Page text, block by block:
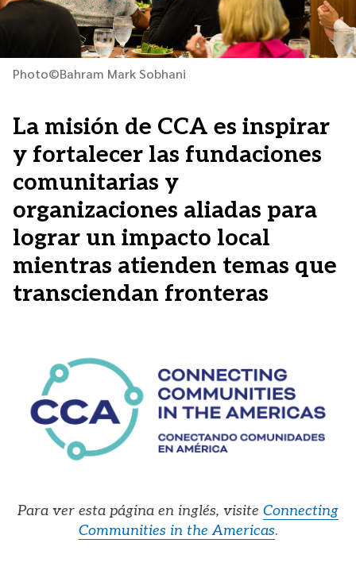
Photo©Bahram Mark Sobhani
La misión de CCA es inspirar
y fortalecer las fundaciones
comunitarias y
organizaciones aliadas para
lograr un impacto local
mientras atienden temas que
transciendan fronteras
Para ver esta página en inglés, visite Connecting
Communities in the Americas.